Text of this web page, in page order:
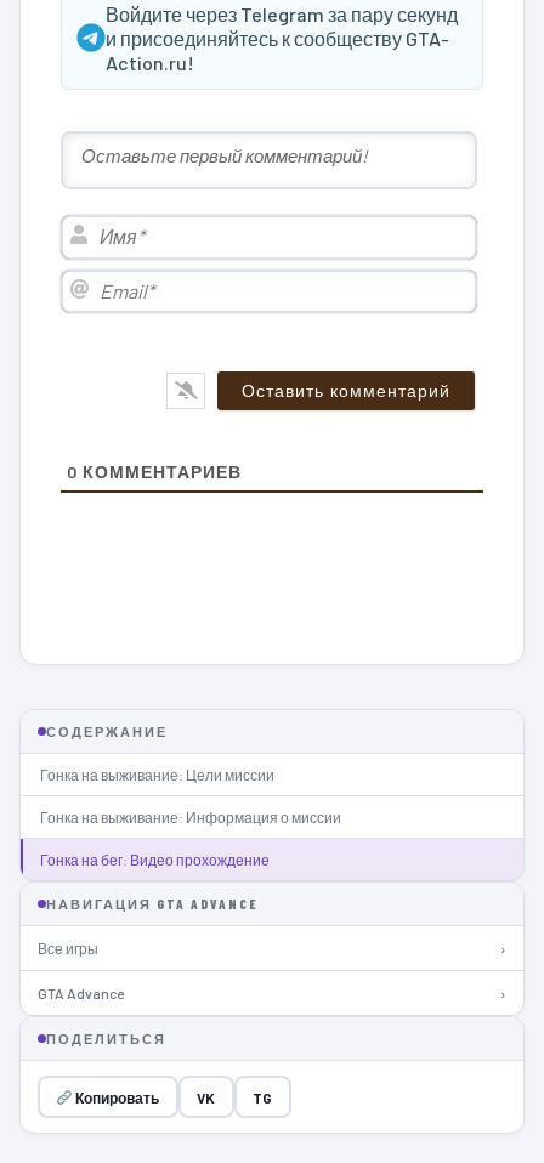
Войдите через Telegram за пару секунд
и присоединяйтесь к сообществу GTA-
Action.ru!
Имя*
Email*
0 КОММЕНТАРИЕВ
СОДЕРЖАНИЕ
Гонка на выживание: Цели миссии
Гонка на выживание: Информация о миссии
Гонка на бег: Видео прохождение
НАВИГАЦИЯ GTA ADVANCE
Все игры ›
GTA Advance ›
ПОДЕЛИТЬСЯ
Копировать VK TG